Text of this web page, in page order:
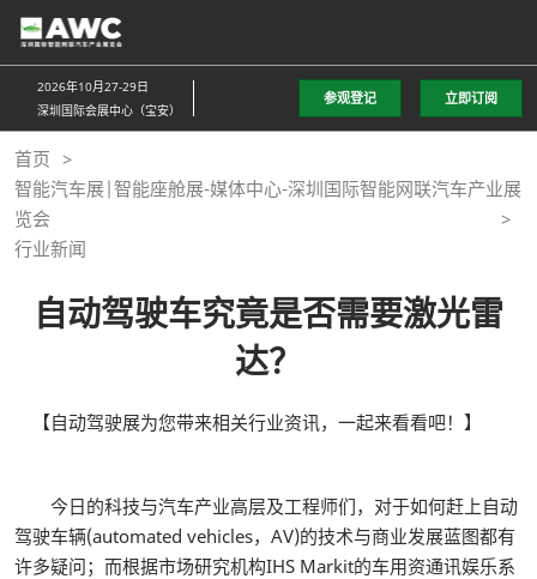
直
接
跳
至
内
容
2026年10月27-29日
深圳国际会展中心（宝安）
参观登记 立即订阅
首页
智能汽车展|智能座舱展-媒体中心-深圳国际智能网联汽车产业展
览会
行业新闻
自动驾驶车究竟是否需要激光雷
达？
【自动驾驶展为您带来相关行业资讯，一起来看看吧！】
今日的科技与汽车产业高层及工程师们，对于如何赶上自动
驾驶车辆(automated vehicles，AV)的技术与商业发展蓝图都有
许多疑问；而根据市场研究机构IHS Markit的车用资通讯娱乐系